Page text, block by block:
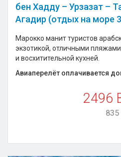
бен Хадду – Урзазат –
Агадир (отдых на море
Марокко манит туристов
экзотикой, отличными
и восхитительной кухней.
Авиаперелёт оплачивается
2496
835